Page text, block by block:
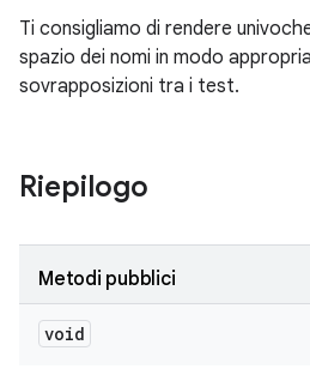
Ti consigliamo di rendere
spazio dei nomi in modo
sovrapposizioni tra i test.
Riepilogo
Metodi pubblici
void